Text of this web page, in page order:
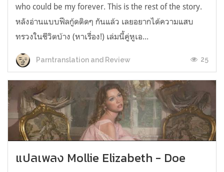
who could be my forever. This is the rest of the story.
หลังอ่านแบบฟีลกู้ดติดๆ กันแล้ว เลยอยากได้ความแสบ
ทรวงในชีวิตบ้าง (หาเรื่อง!) เล่มนี้คู่หูเอ...
Parntranslation and Review 25
แปลเพลง Mollie Elizabeth - Doe